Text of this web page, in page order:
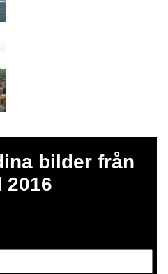
bilder från
2016